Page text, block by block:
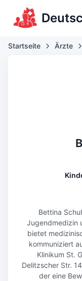
Startseite Ärzte
Bettina
Jugendmedizin
bietet
kommuniziert
Klinikum St.
Delitzscher Str.
der eine